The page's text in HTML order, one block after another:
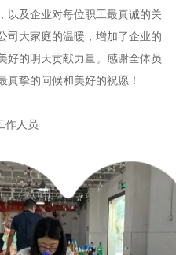
以及企业对每位职工最真诚的关
司大家庭的温暖，增加了企业的
好的明天贡献力量。感谢全体员
真挚的问候和美好的祝愿！
作人员